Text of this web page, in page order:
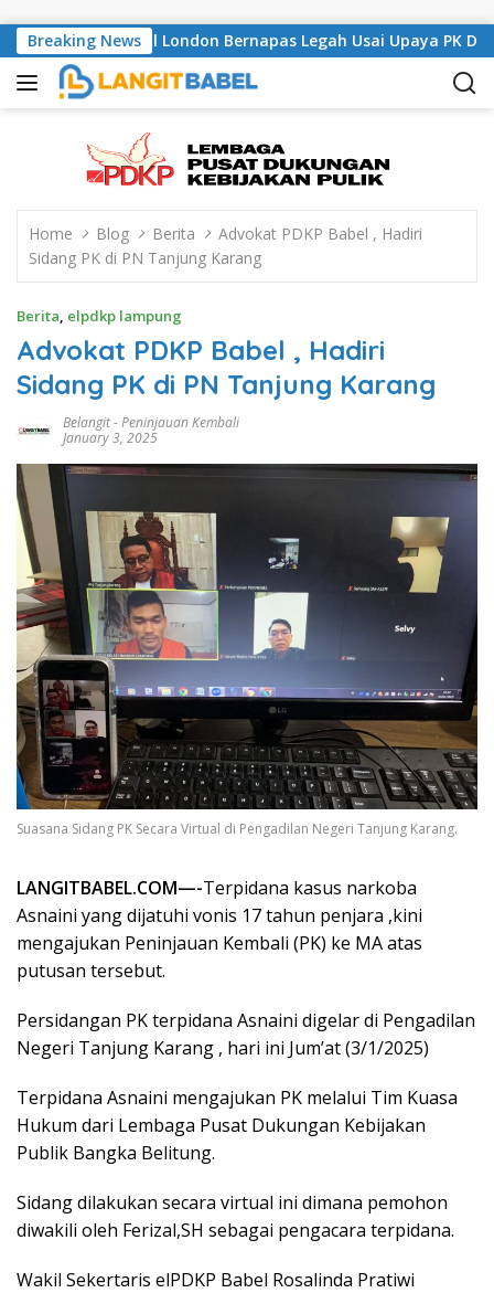
Breaking News
Asal London Bernapas Legah Usai Upaya PK Dikabulkan
Home Blog Berita
Advokat PDKP Babel , Hadiri
Sidang PK di PN Tanjung Karang
Berita, elpdkp lampung
Advokat PDKP Babel , Hadiri
Sidang PK di PN Tanjung Karang
Belangit-Peninjauan Kembali
January 3, 2025
Suasana Sidang PK Secara Virtual di Pengadilan Negeri Tanjung Karang.
LANGITBABEL.COM—-Terpidana kasus narkoba
Asnaini yang dijatuhi vonis 17 tahun penjara ,kini
mengajukan Peninjauan Kembali (PK) ke MA atas
putusan tersebut.
Persidangan PK terpidana Asnaini digelar di Pengadilan
Negeri Tanjung Karang , hari ini Jum’at (3/1/2025)
Terpidana Asnaini mengajukan PK melalui Tim Kuasa
Hukum dari Lembaga Pusat Dukungan Kebijakan
Publik Bangka Belitung.
Sidang dilakukan secara virtual ini dimana pemohon
diwakili oleh Ferizal,SH sebagai pengacara terpidana.
Wakil Sekertaris elPDKP Babel Rosalinda Pratiwi